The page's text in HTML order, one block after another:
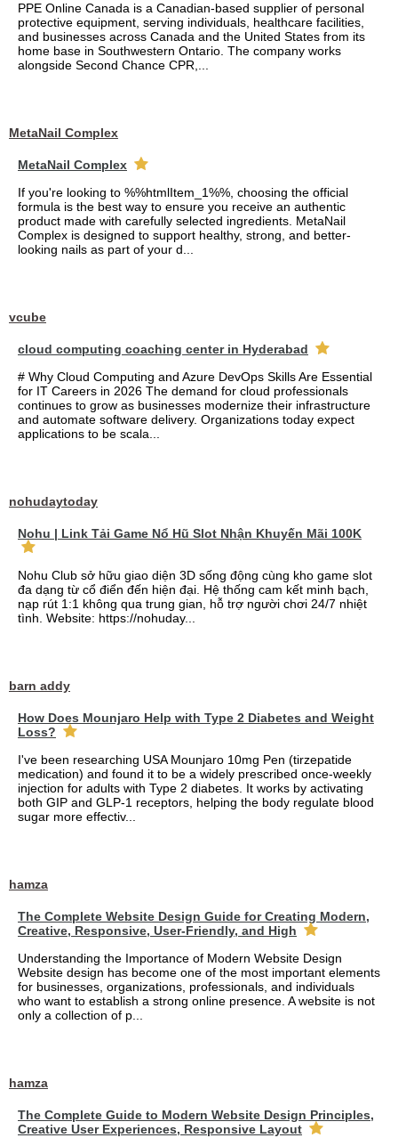
PPE Online Canada is a Canadian-based supplier of personal
protective equipment, serving individuals, healthcare facilities,
and businesses across Canada and the United States from its
home base in Southwestern Ontario. The company works
alongside Second Chance CPR,...
MetaNail Complex
MetaNail Complex
If you're looking to %%htmlItem_1%%, choosing the official
formula is the best way to ensure you receive an authentic
product made with carefully selected ingredients. MetaNail
Complex is designed to support healthy, strong, and better-
looking nails as part of your d...
vcube
cloud computing coaching center in Hyderabad
# Why Cloud Computing and Azure DevOps Skills Are Essential
for IT Careers in 2026 The demand for cloud professionals
continues to grow as businesses modernize their infrastructure
and automate software delivery. Organizations today expect
applications to be scala...
nohudaytoday
Nohu | Link Tải Game Nổ Hũ Slot Nhận Khuyến Mãi 100K
Nohu Club sở hữu giao diện 3D sống động cùng kho game slot
đa dạng từ cổ điển đến hiện đại. Hệ thống cam kết minh bạch,
nạp rút 1:1 không qua trung gian, hỗ trợ người chơi 24/7 nhiệt
tình. Website: https://nohuday...
barn addy
How Does Mounjaro Help with Type 2 Diabetes and Weight
Loss?
I've been researching USA Mounjaro 10mg Pen (tirzepatide
medication) and found it to be a widely prescribed once-weekly
injection for adults with Type 2 diabetes. It works by activating
both GIP and GLP-1 receptors, helping the body regulate blood
sugar more effectiv...
hamza
The Complete Website Design Guide for Creating Modern,
Creative, Responsive, User-Friendly, and High
Understanding the Importance of Modern Website Design
Website design has become one of the most important elements
for businesses, organizations, professionals, and individuals
who want to establish a strong online presence. A website is not
only a collection of p...
hamza
The Complete Guide to Modern Website Design Principles,
Creative User Experiences, Responsive Layout